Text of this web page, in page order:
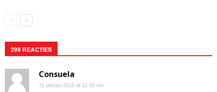
299 REACTIES
Consuela
31 januari 2015 at 12:15 am